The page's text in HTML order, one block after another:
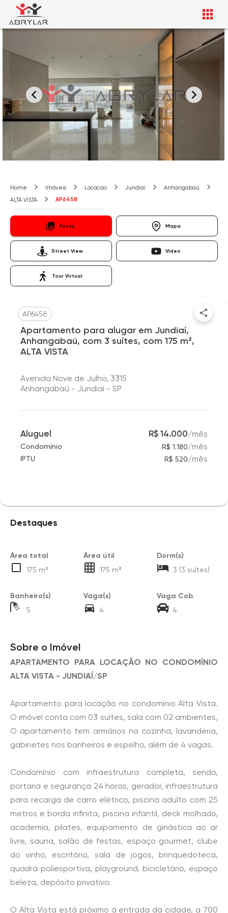
Home Imóveis Locacao Jundiaí
Anhangabaú
ALTA VISTA
AP6458
Fotos Mapa
Street View Vídeo
Tour Virtual
AP6458
Apartamento para alugar em Jundiaí,
Anhangabaú, com 3 suítes, com 175 m²,
ALTA VISTA
Avenida Nove de Julho, 3315
Anhangabaú - Jundiaí - SP
Aluguel R$ 14.000/mês
Condomínio R$ 1.180/mês
IPTU R$ 520/mês
Destaques
Área total
175 m²
Área útil
175 m²
Dorm(s)
3 (3 suítes)
Banheiro(s)
5
Vaga(s)
4
Vaga Cob.
4
Sobre o Imóvel
APARTAMENTO PARA LOCAÇÃO NO CONDOMÍNIO
ALTA VISTA - JUNDIAÍ/SP
Apartamento para locação no condomínio Alta Vista.
O imóvel conta com 03 suítes, sala com 02 ambientes,
O apartamento tem armários na cozinha, lavanderia,
gabinetes nos banheiros e espelho, além de 4 vagas.
Condomínio com infraestrutura completa, sendo,
portaria e segurança 24 horas, gerador, infraestrutura
para recarga de carro elétrico, piscina adulto com 25
metros e borda infinita, piscina infantil, deck molhado,
academia, pilates, equipamento de ginástica ao ar
livre, sauna, salão de festas, espaço gourmet, clube
do vinho, escritório, sala de jogos, brinquedoteca,
quadra poliesportiva, playground, bicicletário, espaço
beleza, depósito privativo.
O Alta Vista está próximo à entrada da cidade, a 700